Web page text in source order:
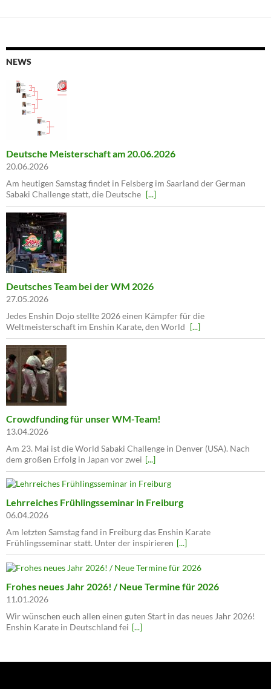
NEWS
Deutsche Meisterschaft am 20.06.2026
20.06.2026
Am heutigen Samstag findet in Felsberg im Saarland der German
Sabaki Challenge statt, die Deutsche [...]
Deutsches Team bei der WM 2026
27.05.2026
Jedes Enshin Dojo stellte 2026 einen Kämpfer für die
Weltmeisterschaft im Enshin Karate, den World [...]
Crowdfunding für unser WM-Team!
13.04.2026
Am 23. Mai ist die World Sabaki Challenge in Denver (USA). Nach
dem großen Erfolg in Japan vor zwei [...]
Lehrreiches Frühlingsseminar in Freiburg
06.04.2026
Am letzten Samstag fand in Freiburg das Enshin Karate
Frühlingsseminar statt. Unter der inspirieren [...]
Frohes neues Jahr 2026! / Neue Termine für 2026
11.01.2026
Wir wünschen euch allen einen guten Start in das neues Jahr 2026!
Enshin Karate in Deutschland fei [...]